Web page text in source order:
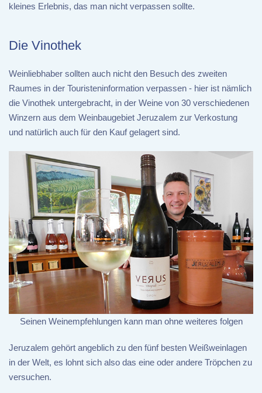
kleines Erlebnis, das man nicht verpassen sollte.
Die Vinothek
Weinliebhaber sollten auch nicht den Besuch des zweiten
Raumes in der Touristeninformation verpassen - hier ist nämlich
die Vinothek untergebracht, in der Weine von 30 verschiedenen
Winzern aus dem Weinbaugebiet Jeruzalem zur Verkostung
und natürlich auch für den Kauf gelagert sind.
Seinen Weinempfehlungen kann man ohne weiteres folgen
Jeruzalem gehört angeblich zu den fünf besten Weißweinlagen
in der Welt, es lohnt sich also das eine oder andere Tröpchen zu
versuchen.